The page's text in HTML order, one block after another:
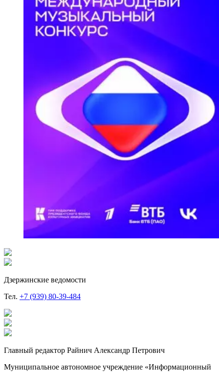
Дзержинские ведомости
Тел. +7 (939) 80-39-484
Главный редактор Райнич Александр Петрович
Муниципальное автономное учреждение «Информационный